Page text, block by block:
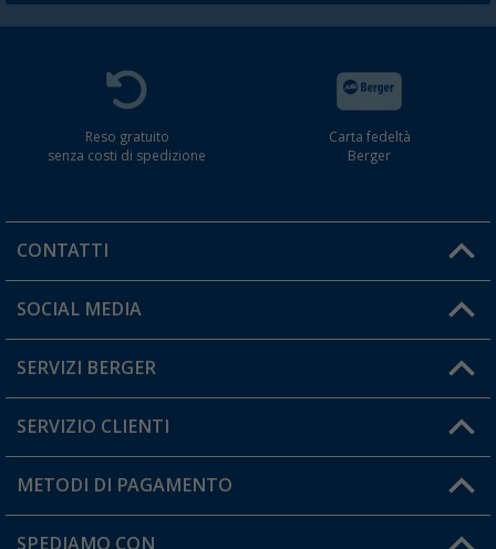
Reso gratuito
senza costi di spedizione
Carta fedeltà
Berger
CONTATTI
Orari di apertura del servizio:
Hai una domanda?
SOCIAL MEDIA
SERVIZI BERGER
Diventare rivenditori
Il mio Account
SERVIZIO CLIENTI
Informazioni sulla spedizione
Resi
METODI DI PAGAMENTO
SPEDIAMO CON